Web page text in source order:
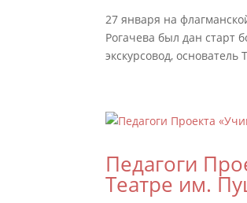
27 января на
Рогачева был дан старт
экскурсовод,
Педагоги
Театре им.